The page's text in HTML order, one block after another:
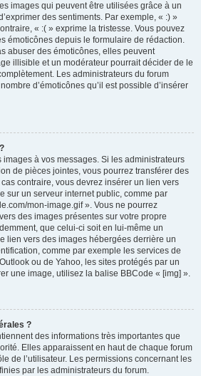
images qui peuvent être utilisées grâce à un
des sentiments. Par exemple, « :) »
« :( » exprime la tristesse. Vous pouvez
émoticônes depuis le formulaire de rédaction.
abuser des émoticônes, elles peuvent
illisible et un modérateur pourrait décider de le
Les administrateurs du forum
d’émoticônes qu’il est possible d’insérer
à vos messages. Si les administrateurs
de pièces jointes, vous pourrez transférer des
contraire, vous devrez insérer un lien vers
sur un serveur internet public, comme par
mon-image.gif ». Vous ne pourrez
des images présentes sur votre propre
que celui-ci soit en lui-même un
lien vers des images hébergées derrière un
comme par exemple les services de
ou de Yahoo, les sites protégés par un
une image, utilisez la balise BBCode « [img] ».
?
des informations très importantes que
Elles apparaissent en haut de chaque forum
de l’utilisateur. Les permissions concernant les
par les administrateurs du forum.